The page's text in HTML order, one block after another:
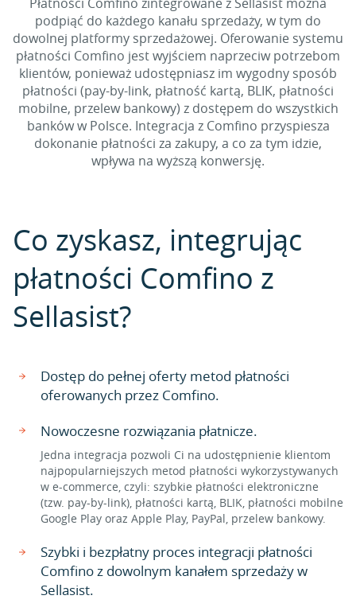
podpiąć do każdego kanału sprzedaży, w tym do
dowolnej platformy sprzedażowej. Oferowanie systemu
płatności Comfino jest wyjściem naprzeciw potrzebom
klientów, ponieważ udostępniasz im wygodny sposób
płatności (pay-by-link, płatność kartą, BLIK, płatności
mobilne, przelew bankowy) z dostępem do wszystkich
banków w Polsce. Integracja z Comfino przyspiesza
dokonanie płatności za zakupy, a co za tym idzie,
wpływa na wyższą konwersję.
Co zyskasz, integrując
płatności Comfino z
Sellasist?
Dostęp do pełnej oferty metod płatności
oferowanych przez Comfino.
Nowoczesne rozwiązania płatnicze.
Jedna integracja pozwoli Ci na udostępnienie klientom
najpopularniejszych metod płatności wykorzystywanych
w e-commerce, czyli: szybkie płatności elektroniczne
(tzw. pay-by-link), płatności kartą, BLIK, płatności mobilne
Google Play oraz Apple Play, PayPal, przelew bankowy.
Szybki i bezpłatny proces integracji płatności
Comfino z dowolnym kanałem sprzedaży w
Sellasist.